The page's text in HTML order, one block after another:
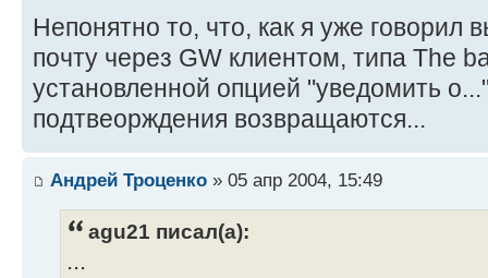
Непонятно то, что, как я уже говорил
почту через GW клиентом, типа The
установленной опцией "уведомить
подтвеорждения возвращаются...
Андрей Троценко » 05 апр 2004, 15:49
agu21 писал(а):
...